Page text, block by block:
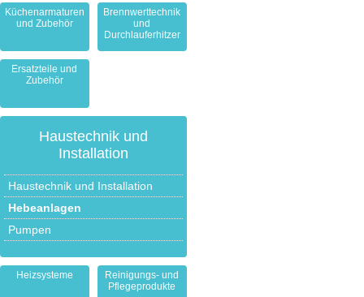
Küchenarmaturen
und Zubehör
Brennwerttechnik
und
Durchlauferhitzer
Ersatzteile und
Zubehör
Haustechnik und
Installation
Haustechnik und Installation
Hebeanlagen
Pumpen
Heizsysteme
Reinigungs- und
Pflegeprodukte